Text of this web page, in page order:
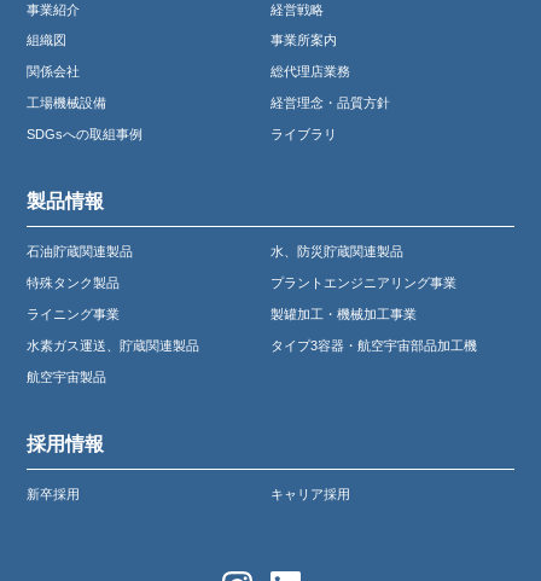
事業紹介 経営戦略
組織図 事業所案内
関係会社 総代理店業務
工場機械設備 経営理念・品質方針
SDGsへの取組事例 ライブラリ
製品情報
石油貯蔵関連製品 水、防災貯蔵関連製品
特殊タンク製品 プラントエンジニアリング事業
ライニング事業 製罐加工・機械加工事業
水素ガス運送、貯蔵関連製品 タイプ3容器・航空宇宙部品加工機
航空宇宙製品
採用情報
新卒採用 キャリア採用